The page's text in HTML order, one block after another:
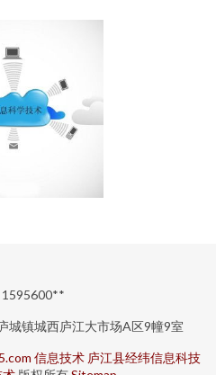
1595600**
城镇城西庐江大市场A区9幢9室
信息技术 庐江县经纬信息科技